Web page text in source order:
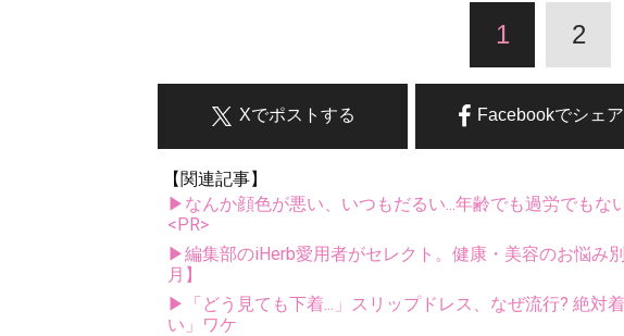
1 2
Facebookでシェア
Xでポストする
【関連記事】
▶なんか顔色が悪い、いつもだるい...年齢でも過労でもな
<PR>
▶編集部のiHerb愛用者がセレクト。健康・美容のお悩み
月】
▶「どう見ても下着...」スリップドレス、なぜ流行? 絶対
い」ワケ